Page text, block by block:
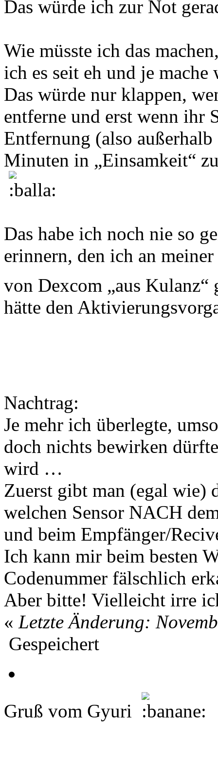
Das würde ich zur Not
Wie müsste ich das
ich es seit eh und je
Das würde nur klappen,
entferne und erst wenn ihr
Entfernung (also
Minuten in „Einsamkeit“
Das habe ich noch nie so
erinnern, den ich an
von Dexcom „aus
hätte den
Nachtrag:
Je mehr ich überlegte,
doch nichts bewirken
wird …
Zuerst gibt man (egal wie)
welchen Sensor NACH
und beim Empfänger/
Ich kann mir beim besten
Codenummer fälschlich
Aber bitte! Vielleicht irre
« Letzte Änderung:
Gespeichert
Gruß vom Gyuri